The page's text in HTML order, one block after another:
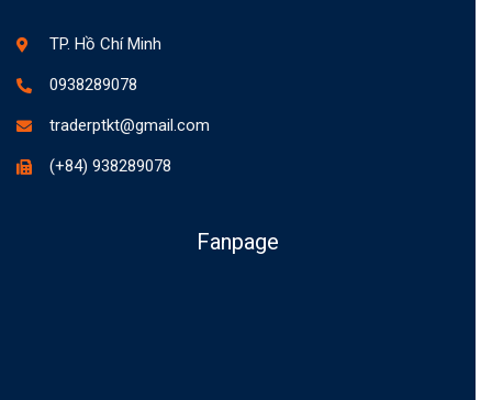
TP. Hồ Chí Minh
0938289078
traderptkt@gmail.com
(+84) 938289078
Fanpage